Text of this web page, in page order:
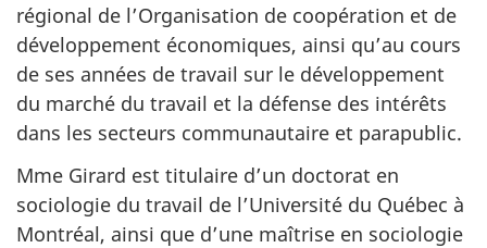
régional de l’Organisation de coopération et de
développement économiques, ainsi qu’au cours
de ses années de travail sur le développement
du marché du travail et la défense des intérêts
dans les secteurs communautaire et parapublic.
Mme Girard est titulaire d’un doctorat en
sociologie du travail de l’Université du Québec à
Montréal, ainsi que d’une maîtrise en sociologie